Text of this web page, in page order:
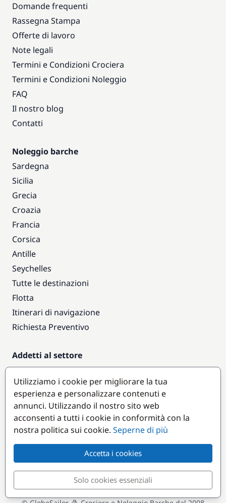
Domande frequenti
Rassegna Stampa
Offerte di lavoro
Note legali
Termini e Condizioni Crociera
Termini e Condizioni Noleggio
FAQ
Il nostro blog
Contatti
Noleggio barche
Sardegna
Sicilia
Grecia
Croazia
Francia
Corsica
Antille
Seychelles
Tutte le destinazioni
Flotta
Itinerari di navigazione
Richiesta Preventivo
Addetti al settore
Accesso armatori
Diventare partner
Destinazioni popolari
Utilizziamo i cookie per migliorare la tua
esperienza e personalizzare contenuti e
annunci. Utilizzando il nostro sito web
acconsenti a tutti i cookie in conformità con la
nostra politica sui cookie. Seperne di più
Accetta i cookies
Solo cookies essenziali